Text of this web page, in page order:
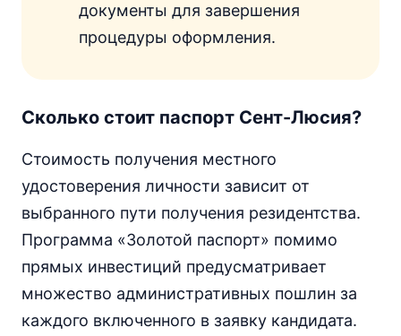
документы для завершения
процедуры оформления.
Сколько стоит паспорт Сент-Люсия?
Стоимость получения местного
удостоверения личности зависит от
выбранного пути получения резидентства.
Программа «Золотой паспорт» помимо
прямых инвестиций предусматривает
множество административных пошлин за
каждого включенного в заявку кандидата.